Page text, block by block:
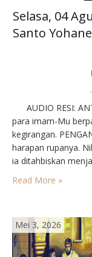
Selasa, 04
Santo
AUDIO RESI:
para imam-Mu
kegirangan.
harapan rupanya.
ia ditahbiskan
desa terpencil, di
Read More »
Mei 3, 2026